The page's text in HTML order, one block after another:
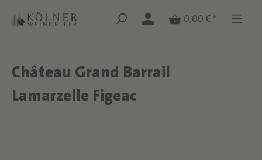
Zum Hauptinhalt springen
Zum Hauptinhalt springen
0,00 € *
Text überspringen
Château Grand Barrail
Lamarzelle Figeac